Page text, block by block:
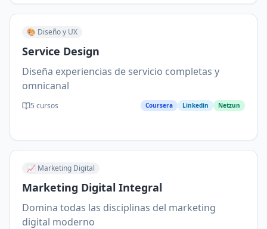
🎨 Diseño y UX
Service Design
Diseña experiencias de servicio completas y
omnicanal
5 cursos Coursera Linkedin Netzun
📈 Marketing Digital
Marketing Digital Integral
Domina todas las disciplinas del marketing
digital moderno